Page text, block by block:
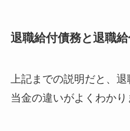
退職給付債務と退職
上記までの説明だと、
当金の違いがよくわかり